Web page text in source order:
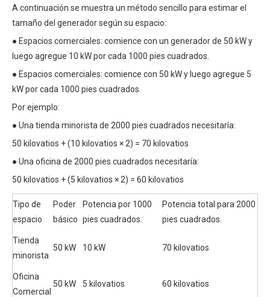
A continuación se muestra un método sencillo para estimar el
tamaño del generador según su espacio:
● Espacios comerciales: comience con un generador de 50 kW y
luego agregue 10 kW por cada 1000 pies cuadrados.
● Espacios comerciales: comience con 50 kW y luego agregue 5
kW por cada 1000 pies cuadrados.
Por ejemplo:
● Una tienda minorista de 2000 pies cuadrados necesitaría:
50 kilovatios + (10 kilovatios × 2) = 70 kilovatios
● Una oficina de 2000 pies cuadrados necesitaría:
50 kilovatios + (5 kilovatios × 2) = 60 kilovatios
Tipo de
espacio
Poder
básico
Potencia por 1000
pies cuadrados.
Potencia total para 2000
pies cuadrados.
Tienda
minorista
50 kW 10 kW 70 kilovatios
Oficina
Comercial
50 kW 5 kilovatios 60 kilovatios